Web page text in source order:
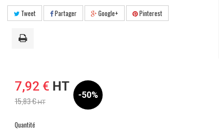
Tweet Partager Google+ Pinterest
7,92 € HT
15,83 €HT
-50%
Quantité